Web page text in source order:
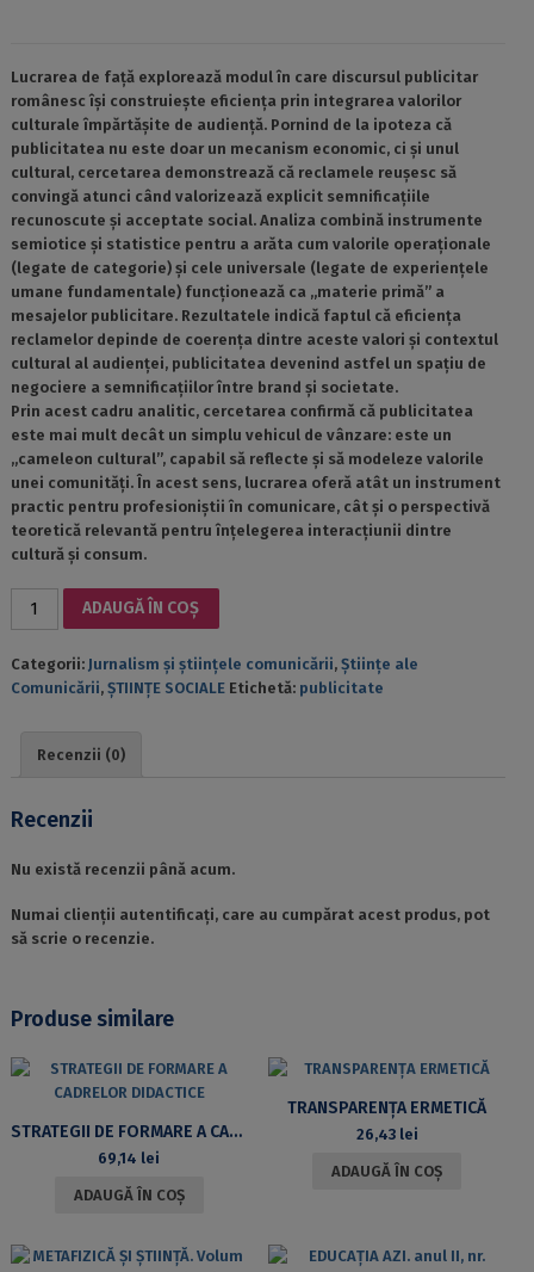
Lucrarea de față explorează modul în care discursul publicitar
românesc își construiește eficiența prin integrarea valorilor
culturale împărtășite de audiență. Pornind de la ipoteza că
publicitatea nu este doar un mecanism economic, ci și unul
cultural, cercetarea demonstrează că reclamele reușesc să
convingă atunci când valorizează explicit semnificațiile
recunoscute și acceptate social. Analiza combină instrumente
semiotice și statistice pentru a arăta cum valorile operaționale
(legate de categorie) și cele universale (legate de experiențele
umane fundamentale) funcționează ca „materie primă” a
mesajelor publicitare. Rezultatele indică faptul că eficiența
reclamelor depinde de coerența dintre aceste valori și contextul
cultural al audienței, publicitatea devenind astfel un spațiu de
negociere a semnificațiilor între brand și societate.
Prin acest cadru analitic, cercetarea confirmă că publicitatea
este mai mult decât un simplu vehicul de vânzare: este un
„cameleon cultural”, capabil să reflecte și să modeleze valorile
unei comunități. În acest sens, lucrarea oferă atât un instrument
practic pentru profesioniștii în comunicare, cât și o perspectivă
teoretică relevantă pentru înțelegerea interacțiunii dintre
cultură și consum.
DISCURS
CULTURAL
ACADEMICĂ
PRACTICA
ADAUGĂ ÎN COȘ
Categorii: Jurnalism și științele comunicării, Științe ale
Comunicării, ȘTIINȚE SOCIALE Etichetă: publicitate
Recenzii (0)
Recenzii
Nu există recenzii până acum.
Numai clienții autentificați, care au cumpărat acest produs, pot
să scrie o recenzie.
Produse similare
STRATEGII DE FORMARE A CADRELOR DIDACTICE
69,14 lei
ADAUGĂ ÎN COȘ
TRANSPARENȚA ERMETICĂ
26,43 lei
ADAUGĂ ÎN COȘ